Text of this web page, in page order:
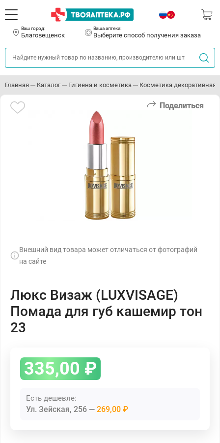
Ваш город:
Благовещенск
Ваша аптека:
Выберите способ получения заказа
Главная Каталог Гигиена и косметика Косметика декоративная
Поделиться
Внешний вид товара может отличаться от фотографий
на сайте
Люкс Визаж (LUXVISAGE)
Помада для губ кашемир тон
23
335,00 ₽
Есть дешевле:
Ул. Зейская, 256 269,00 ₽